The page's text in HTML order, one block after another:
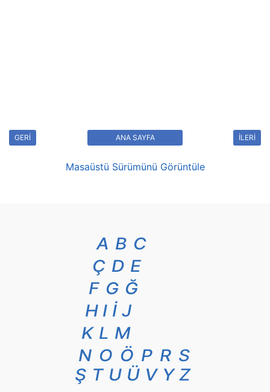
GERİ İLERİ
ANA SAYFA
Masaüstü Sürümünü Görüntüle
A B C
Ç D E
F G Ğ
H I İ J
K L M
N O Ö P R S
Ş T U Ü V Y Z